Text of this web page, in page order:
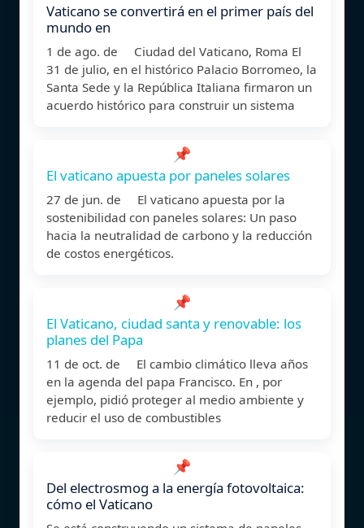
Vaticano se convertirá en el primer país del
mundo en
1 de ago. de Ciudad del Vaticano, Roma El
31 de julio, en el histórico Palacio Borromeo, la
Santa Sede y la República Italiana firmaron un
acuerdo histórico para construir un sistema
📌
El vaticano apuesta por paneles solares
27 de jun. de El vaticano apuesta por la
sostenibilidad con paneles solares: Un paso
hacia la neutralidad de carbono y la reducción
de costos energéticos.
📌
El Vaticano, ciudad santa y renovable: los
planes del Papa
11 de oct. de El cambio climático lleva años
en la agenda del papa Francisco. En , por
ejemplo, pidió proteger al medio ambiente y
reducir el uso de combustibles
📌
Del electrosmog a la energía fotovoltaica:
cómo el Vaticano